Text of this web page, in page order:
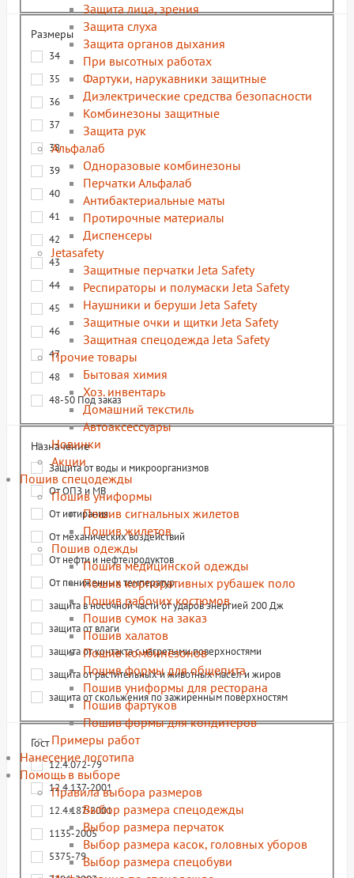
Защита лица, зрения
Защита слуха
Защита органов дыхания
При высотных работах
Фартуки, нарукавники защитные
Диэлектрические средства безопасности
Комбинезоны защитные
Защита рук
Альфалаб
Одноразовые комбинезоны
Перчатки Альфалаб
Антибактериальные маты
Протирочные материалы
Диспенсеры
Jetasafety
Защитные перчатки Jeta Safety
Респираторы и полумаски Jeta Safety
Наушники и беруши Jeta Safety
Защитные очки и щитки Jeta Safety
Защитная спецодежда Jeta Safety
Прочие товары
Бытовая химия
Хоз. инвентарь
Домашний текстиль
Автоаксессуары
Новинки
Акции
Пошив спецодежды
Пошив униформы
Пошив сигнальных жилетов
Пошив жилетов
Пошив одежды
Пошив медицинской одежды
Пошив корпоративных рубашек поло
Пошив рабочих костюмов
Пошив сумок на заказ
Пошив халатов
Пошив комбинезонов
Пошив формы для общепита
Пошив униформы для ресторана
Пошив фартуков
Пошив формы для кондитеров
Примеры работ
Нанесение логотипа
Помощь в выборе
Правила выбора размеров
Выбор размера спецодежды
Выбор размера перчаток
Выбор размера касок, головных уборов
Выбор размера спецобуви
Размеры
34
35
36
37
38
39
40
41
42
43
44
45
46
47
48
48-50 Под заказ
Назначение
Защита от воды и микроорганизмов
От ОПЗ и МВ
От истирания
От механических воздействий
От нефти и нефтепродуктов
От пониженных температур
защита в носочной части от ударов энергией 200 Дж
защита от влаги
защита от контакта с нагретыми поверхностями
защита от растительных и животных масел и жиров
защита от скольжения по зажиренным поверхностям
Гост
12.4.072-79
12.4.137-2001
12.4.187-2001
1135-2005
5375-79